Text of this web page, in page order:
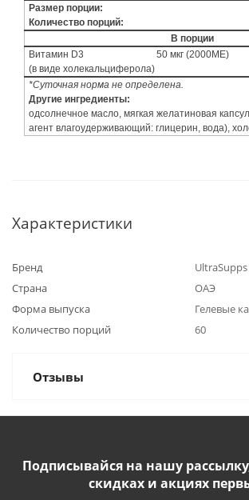
Размер порции:
Количество порций:
В порции
Витамин D3
50 мкг (2000МЕ)
(в виде холекальциферола)
*Суточная норма не определена.
Другие ингредиенты:
одсолнечное масло, мягкая желатиновая
агент влагоудерживающий: глицерин, вода),
Характеристики
Бренд
UltraSupps
Страна
ОАЭ
Форма выпуска
Гелевые
Количество порций
60
Отзывы
Подписывайся на нашу
скидках и акциях